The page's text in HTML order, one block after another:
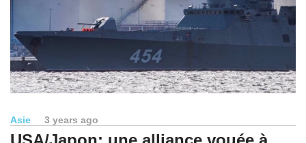
Asie 3 years ago